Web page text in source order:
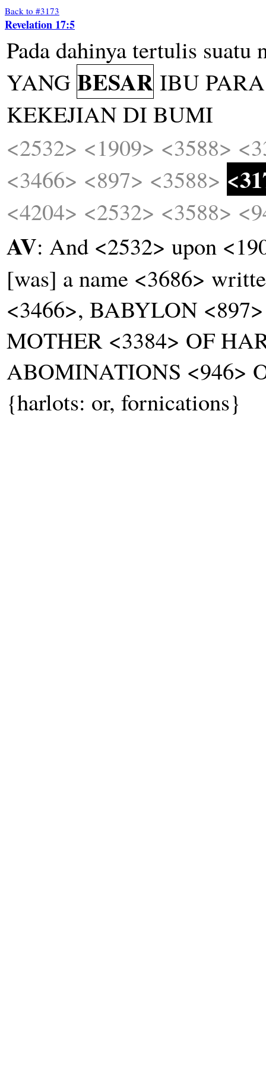
Back to #3173
Revelation 17:5
Pada dahinyatertulis suatu
YANG BESAR IBU PARA
KEKEJIANDI BUMI
<2532> <1909> <3588>
<3466> <897> <3588>
<4204> <2532> <3588>
AV: And <2532> upon
[was] a name <3686>
<3466>, BABYLON
MOTHER <3384> OF
ABOMINATIONS <946>
{harlots: or, fornications}